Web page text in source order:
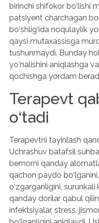
birinchi shifokor bo‘lishi
patsiyent charchagan
bo‘shlig‘ida noqulaylik
qaysi mutaxassisga
tushunmaydi. Bunday
yo‘nalishini aniqlashga
qochishga yordam
Terapevt
o‘tadi
Terapevtni tayinlash
Uchrashuv batafsil
bemorni qanday
qachon paydo
o‘zgarganligini, surunkali
qanday dorilar qabul
infektsiyalar, stress,